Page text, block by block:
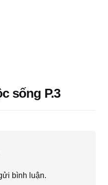
sống P.3
bình luận.